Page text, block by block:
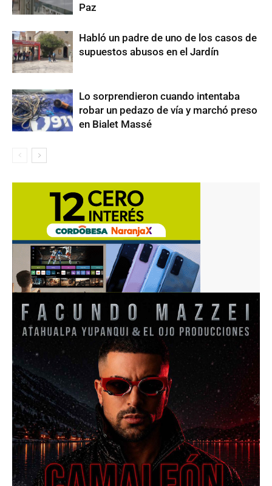
Paz
Habló un padre de uno de los casos de
supuestos abusos en el Jardín
Lo sorprendieron cuando intentaba
robar un pedazo de vía y marchó preso
en Bialet Massé